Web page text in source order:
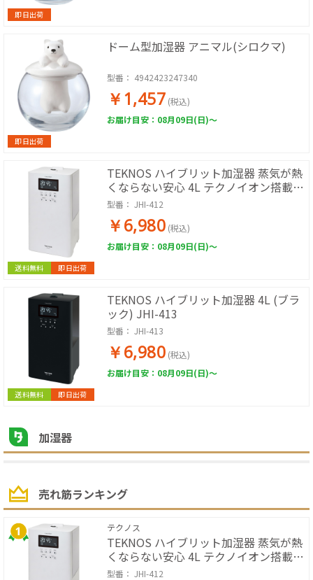
即日出荷
即日出荷
ドーム型加湿器 アニマル(シロクマ)
型番： 4942423247340
￥1,457 (税込)
お届け目安：08月09日(日)～
送料無料 即日出荷
TEKNOS ハイブリット加湿器 蒸気が熱
くならない安心 4L テクノイオン搭載
(ホワイト) JHI-412
型番： JHI-412
￥6,980 (税込)
お届け目安：08月09日(日)～
送料無料 即日出荷
TEKNOS ハイブリット加湿器 4L (ブラ
ック) JHI-413
型番： JHI-413
￥6,980 (税込)
お届け目安：08月09日(日)～
加湿器
売れ筋ランキング
テクノス
TEKNOS ハイブリット加湿器 蒸気が熱
くならない安心 4L テクノイオン搭載
(ホワイト) JHI-412
型番： JHI-412